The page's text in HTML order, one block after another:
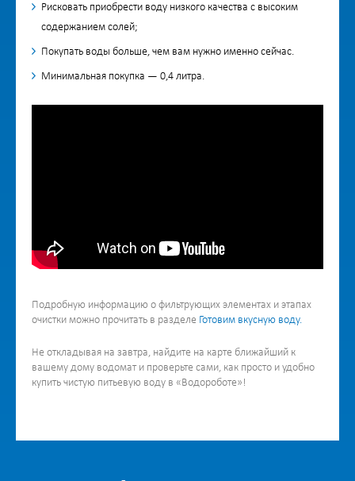
Рисковать приобрести воду низкого качества с высоким
содержанием солей;
Покупать воды больше, чем вам нужно именно сейчас.
Минимальная покупка — 0,4 литра.
Подробную информацию о фильтрующих элементах и этапах
очистки можно прочитать в разделе Готовим вкусную воду.
Не откладывая на завтра, найдите на карте ближайший к
вашему дому водомат и проверьте сами, как просто и удобно
купить чистую питьевую воду в «Водороботе»!